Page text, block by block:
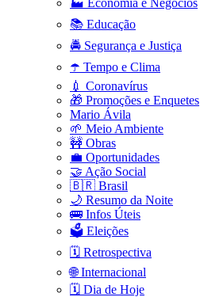
📚 Educação
🚔 Segurança e Justiça
☂️ Tempo e Clima
💉 Coronavírus
🎁 Promoções e Enquetes
Mario Ávila
🌱 Meio Ambiente
🚧 Obras
💼 Oportunidades
🤝 Ação Social
🇧🇷 Brasil
🌙 Resumo da Noite
🚌 Infos Úteis
🗳️ Eleições
🗓️ Retrospectiva
🌐 Internacional
🗓️ Dia de Hoje